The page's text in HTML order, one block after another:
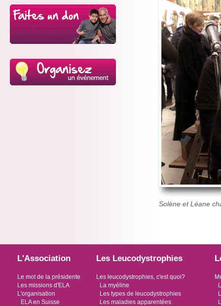
Solène et Léane
L'Association
Le mot de la présidente
Les missions d'ELA
L'organisation
ELA en Suisse
Les Leucodystrophies
Les leucodystrophies, c'est quoi?
La myéline
Les types de leucodystrophies
Les maladies apparentées